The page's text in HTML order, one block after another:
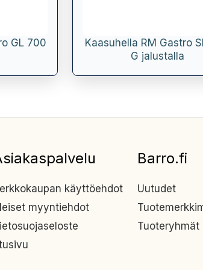
GL 700
Kaasuhella RM Gastro
G jalustalla
käyttöehdot
myyntiehdot
Barro.fi
Uutudet
Tuoteryhmät